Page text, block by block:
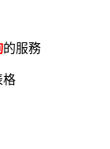
的服務
格